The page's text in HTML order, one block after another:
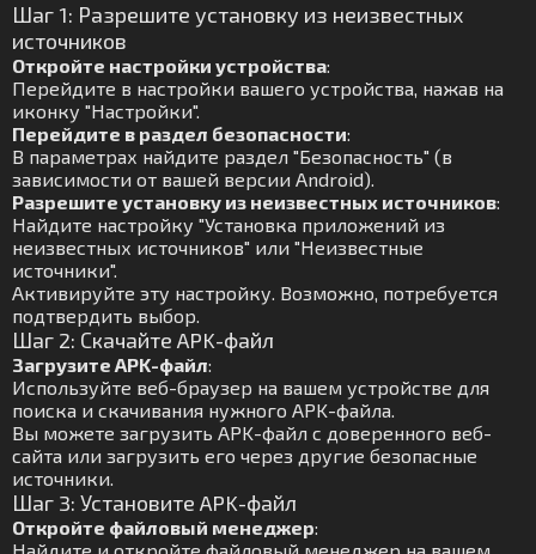
Шаг 1: Разрешите установку из неизвестных
источников
Откройте настройки устройства:
Перейдите в настройки вашего устройства, нажав на
иконку "Настройки".
Перейдите в раздел безопасности:
В параметрах найдите раздел "Безопасность" (в
зависимости от вашей версии Android).
Разрешите установку из неизвестных источников:
Найдите настройку "Установка приложений из
неизвестных источников" или "Неизвестные
источники".
Активируйте эту настройку. Возможно, потребуется
подтвердить выбор.
Шаг 2: Скачайте APK-файл
Загрузите APK-файл:
Используйте веб-браузер на вашем устройстве для
поиска и скачивания нужного APK-файла.
Вы можете загрузить APK-файл с доверенного веб-
сайта или загрузить его через другие безопасные
источники.
Шаг 3: Установите APK-файл
Откройте файловый менеджер: